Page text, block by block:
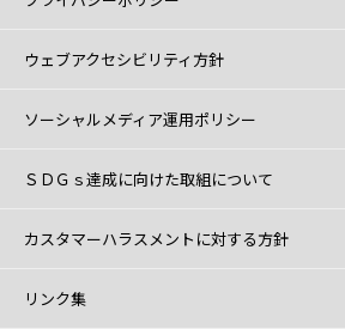
ウェブアクセシビリティ方針
ソーシャルメディア運用ポリシー
ＳＤＧｓ達成に向けた取組について
カスタマーハラスメントに対する方針
リンク集